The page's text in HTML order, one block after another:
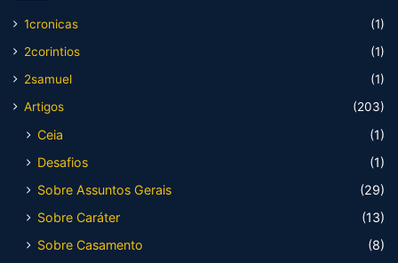
1cronicas
(1)
2corintios
(1)
2samuel
(1)
Artigos
(203)
Ceia
(1)
Desafios
(1)
Sobre Assuntos Gerais
(29)
Sobre Caráter
(13)
Sobre Casamento
(8)